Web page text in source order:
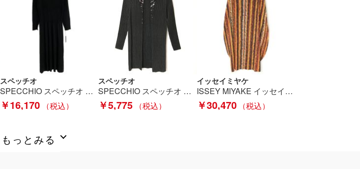
スペッチオ
SPECCHIO スペッチオ ワンピース サイズ 40 レディース 372-502 ブラック Bランク
￥16,170
スペッチオ
SPECCHIO スペッチオ プリーツカーディガン サイズ 40 レディース 411-442 ブラック Bランク
￥5,775
イッセイミヤケ
ISSEY MIYAKE イッセイミヤケ PLEATS PLEASE バルーン プリーツ スカート PP43-JG786 ブラウン サイズ 2 レディース Bランク
￥30,470
もっとみる